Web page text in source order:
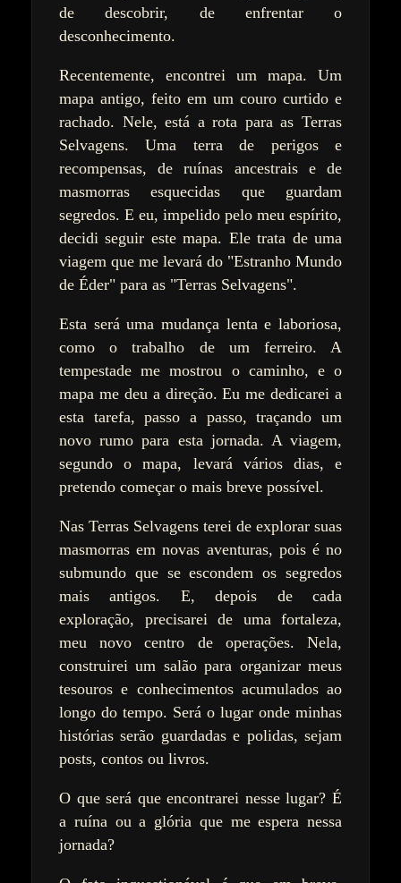
de descobrir, de enfrentar o
desconhecimento.
Recentemente, encontrei um mapa. Um
mapa antigo, feito em um couro curtido e
rachado. Nele, está a rota para as Terras
Selvagens. Uma terra de perigos e
recompensas, de ruínas ancestrais e de
masmorras esquecidas que guardam
segredos. E eu, impelido pelo meu espírito,
decidi seguir este mapa. Ele trata de uma
viagem que me levará do "Estranho Mundo
de Éder" para as "Terras Selvagens".
Esta será uma mudança lenta e laboriosa,
como o trabalho de um ferreiro. A
tempestade me mostrou o caminho, e o
mapa me deu a direção. Eu me dedicarei a
esta tarefa, passo a passo, traçando um
novo rumo para esta jornada. A viagem,
segundo o mapa, levará vários dias, e
pretendo começar o mais breve possível.
Nas Terras Selvagens terei de explorar suas
masmorras em novas aventuras, pois é no
submundo que se escondem os segredos
mais antigos. E, depois de cada
exploração, precisarei de uma fortaleza,
meu novo centro de operações. Nela,
construirei um salão para organizar meus
tesouros e conhecimentos acumulados ao
longo do tempo. Será o lugar onde minhas
histórias serão guardadas e polidas, sejam
posts, contos ou livros.
O que será que encontrarei nesse lugar? É
a ruína ou a glória que me espera nessa
jornada?